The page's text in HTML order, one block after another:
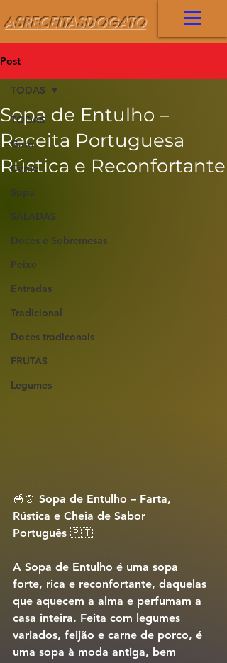
ASRECEITASDOGATO
Post
TODAS
Gato
Carne
Sopa
SALADAS
Doces e Sobremesas
Peixe
Entradas
Tradicional
Doces tradiconais
FRUTAS
Legumes
TODAS
Sopa de Entulho –
Receita Portuguesa
Rústica e Reconfortante
🥣🍲 Sopa de Entulho – Farta,
Rústica e Cheia de Sabor
Português 🇵🇹
A Sopa de Entulho é uma sopa
forte, rica e reconfortante, daquelas
que aquecem a alma e perfumam a
casa inteira. Feita com legumes
variados, feijão e carne de porco, é
uma sopa à moda antiga, bem